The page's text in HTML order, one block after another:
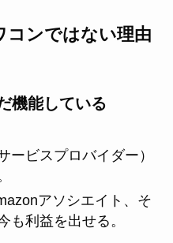
コンではない理由
機能している
ービスプロバイダー）
アソシエイト、そ
も利益を出せる。